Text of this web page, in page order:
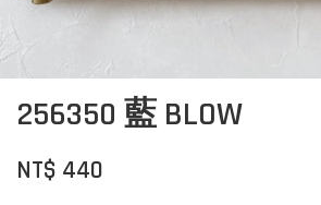
256350 藍 BLOW
NT$ 440